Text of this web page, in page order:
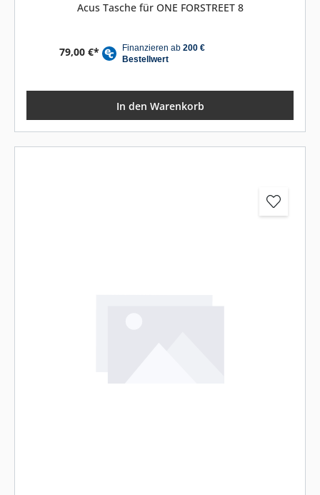
Acus Tasche für ONE FORSTREET 8
79,00 €*
In den Warenkorb